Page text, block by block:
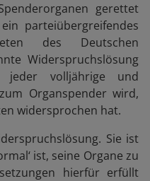
gerettet
parteiübergreifendes
des Deutschen
Widerspruchslösung
volljährige und
Organspender wird,
widersprochen hat.
Sie ist
ist, seine Organe zu
hierfür erfüllt